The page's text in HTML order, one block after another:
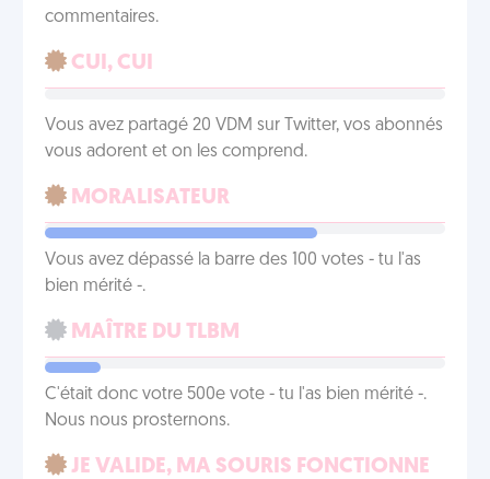
commentaires.
CUI, CUI
Vous avez partagé 20 VDM sur Twitter, vos abonnés
vous adorent et on les comprend.
MORALISATEUR
Vous avez dépassé la barre des 100 votes - tu l'as
bien mérité -.
MAÎTRE DU TLBM
C'était donc votre 500e vote - tu l'as bien mérité -.
Nous nous prosternons.
JE VALIDE, MA SOURIS FONCTIONNE